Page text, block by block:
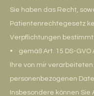
Sie haben das Recht,
Patientenrechtegesetz
Verpflichtungen bestimmt:
• gemäß Art. 15 DS-GVO
Ihre von mir verarbeiteten
personenbezogenen
Insbesondere können Sie